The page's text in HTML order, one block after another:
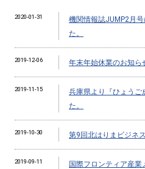
2020-01-31
機関情報誌JUMP2月
た。
2019-12-06 年末年始休業のお知ら
2019-11-15
兵庫県より『ひょうご
た。
2019-10-30 第9回北はりまビジネ
2019-09-11
国際フロンティア産